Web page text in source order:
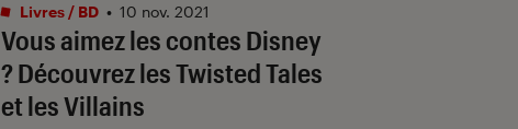
Vous aimez les contes Disney
? Découvrez les Twisted Tales
et les Villains
Livres / BD • 10 nov. 2021